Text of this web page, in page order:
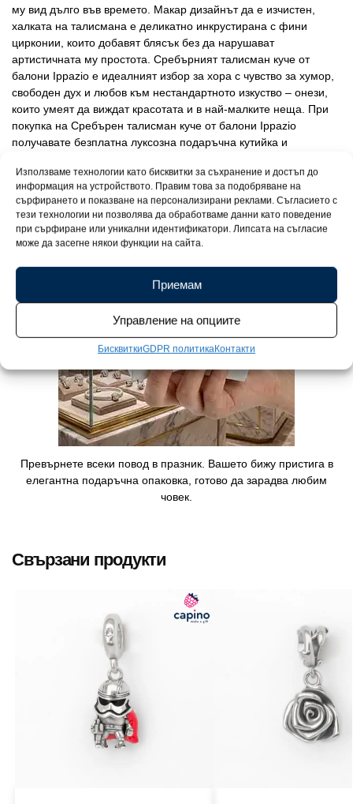
Използваме технологии като бисквитки за съхранение и достъп до
информация на устройството. Правим това за подобряване на
сърфирането и показване на персонализирани реклами. Съгласието с
тези технологии ни позволява да обработваме данни като поведение
при сърфиране или уникални идентификатори. Липсата на съгласие
може да засегне някои функции на сайта.
Приемам
Управление на опциите
БисквиткиGDPR политикаКонтакти
му вид дълго във времето. Макар дизайнът да е изчистен,
халката на талисмана е деликатно инкрустирана с фини
цирконии, които добавят блясък без да нарушават
артистичната му простота. Сребърният талисман куче от
балони Ippazio е идеалният избор за хора с чувство за хумор,
свободен дух и любов към нестандартното изкуство – онези,
които умеят да виждат красотата и в най-малките неща. При
покупка на Сребърен талисман куче от балони Ippazio
получавате безплатна луксозна подаръчна кутийка и
най-забавните идеи заслужават изискано представяне.
Превърнете всеки повод в празник. Вашето бижу пристига в
елегантна подаръчна опаковка, готово да зарадва любим
човек.
Свързани продукти